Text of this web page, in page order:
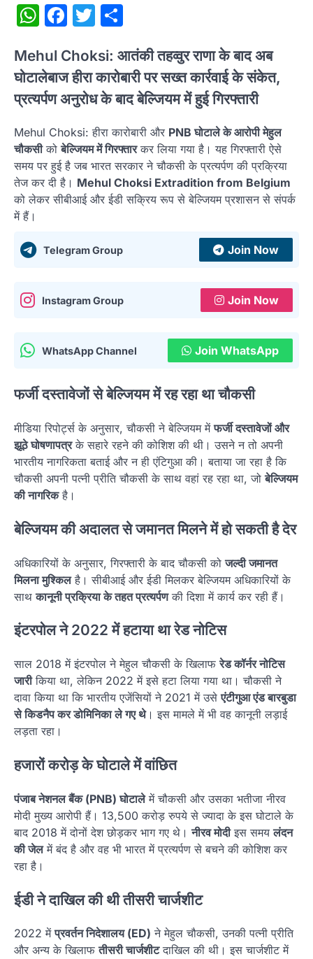
WhatsApp
Facebook
Twitter
Mehul Choksi: आतंकी तहव्वुर राणा के बाद अब
घोटालेबाज हीरा कारोबारी पर सख्त कार्रवाई के संकेत,
प्रत्यर्पण अनुरोध के बाद बेल्जियम में हुई गिरफ्तारी
Mehul Choksi: हीरा कारोबारी और PNB घोटाले के आरोपी मेहुल
चौकसीकोबेल्जियम में गिरफ्तारकर लिया गया है। यह गिरफ्तारी ऐसे
समय पर हुई है जब भारत सरकार ने चौकसी के प्रत्यर्पण की प्रक्रिया
तेज कर दी है। Mehul Choksi Extradition from Belgium
को लेकर सीबीआई और ईडी सक्रिय रूप से बेल्जियम प्रशासन से संपर्क
में हैं।
Telegram Group Join Now
Instagram Group Join Now
WhatsApp Channel Join WhatsApp
फर्जी दस्तावेजों से बेल्जियम में रह रहा था चौकसी
मीडिया रिपोर्ट्स के अनुसार, चौकसी ने बेल्जियम मेंफर्जी दस्तावेजों और
झूठे घोषणापत्रके सहारे रहने की कोशिश की थी। उसने न तो अपनी
भारतीय नागरिकता बताई और न ही एंटिगुआ की। बताया जा रहा है कि
चौकसी अपनी पत्नी प्रीति चौकसी के साथ वहां रह रहा था, जोबेल्जियम
की नागरिकहै।
बेल्जियम की अदालत से जमानत मिलने में हो सकती है देर
अधिकारियों के अनुसार, गिरफ्तारी के बाद चौकसी कोजल्दी जमानत
मिलना मुश्किलहै। सीबीआई और ईडी मिलकर बेल्जियम अधिकारियों के
साथकानूनी प्रक्रिया के तहत प्रत्यर्पणकी दिशा में कार्य कर रही हैं।
इंटरपोल ने 2022 में हटाया था रेड नोटिस
साल 2018 में इंटरपोल ने मेहुल चौकसी के खिलाफरेड कॉर्नर नोटिस
जारीकिया था, लेकिन 2022 में इसे हटा लिया गया था। चौकसी ने
दावा किया था कि भारतीय एजेंसियों ने 2021 में उसेएंटीगुआ एंड बारबुडा
से किडनैप कर डोमिनिका ले गए थे। इस मामले में भी वह कानूनी लड़ाई
लड़ता रहा।
हजारों करोड़ के घोटाले में वांछित
पंजाब नेशनल बैंक (PNB) घोटालेमें चौकसी और उसका भतीजा नीरव
मोदी मुख्य आरोपी हैं। 13,500 करोड़ रुपये से ज्यादा के इस घोटाले के
बाद 2018 में दोनों देश छोड़कर भाग गए थे।नीरव मोदीइस समयलंदन
की जेलमें बंद है और वह भी भारत में प्रत्यर्पण से बचने की कोशिश कर
रहा है।
ईडी ने दाखिल की थी तीसरी चार्जशीट
2022 मेंप्रवर्तन निदेशालय (ED) ने मेहुल चौकसी, उनकी पत्नी प्रीति
और अन्य के खिलाफतीसरी चार्जशीटदाखिल की थी। इस चार्जशीट में